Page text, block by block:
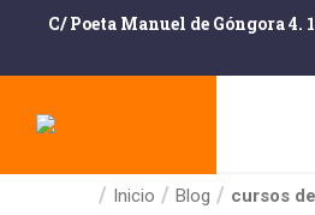
C/ Poeta Manuel de Góngora 4.
Inicio Blog cursos